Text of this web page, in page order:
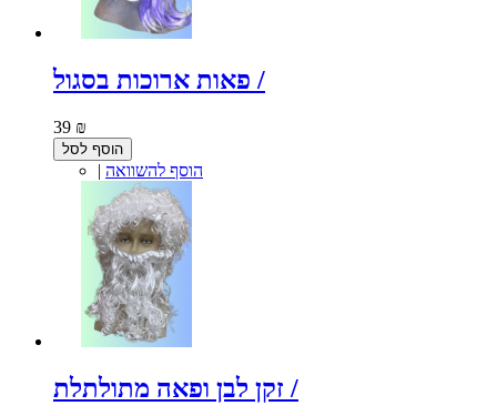
פאות ארוכות בסגול /
39 ₪
הוסף לסל
| הוסף להשוואה
זקן לבן ופאה מתולתלת /